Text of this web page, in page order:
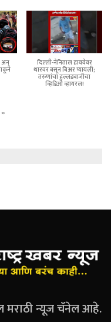
अन् दिल्ली-नैनिताल हायवेवर
थारवर बसून बिअर प्यायली;
तरुणांचा हुल्लडबाजीचा
व्हिडिओ व्हायरल!
»
मराठी न्यूज चॅनेल आहे.